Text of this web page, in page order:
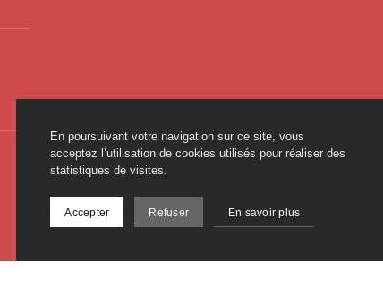
En poursuivant votre navigation sur ce site, vous
acceptez l’utilisation de cookies utilisés pour réaliser des
statistiques de visites.
Accepter Refuser En savoir plus